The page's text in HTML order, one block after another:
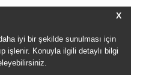
X
iyi bir şekilde sunulması için
işlenir. Konuyla ilgili detaylı bilgi